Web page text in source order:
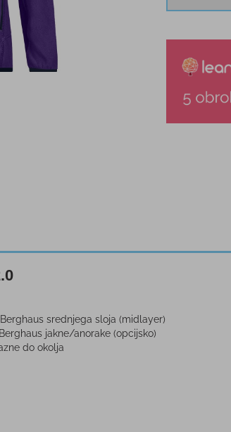
srednjega sloja (midlayer)
jakne/anorake (opcijsko)
do okolja